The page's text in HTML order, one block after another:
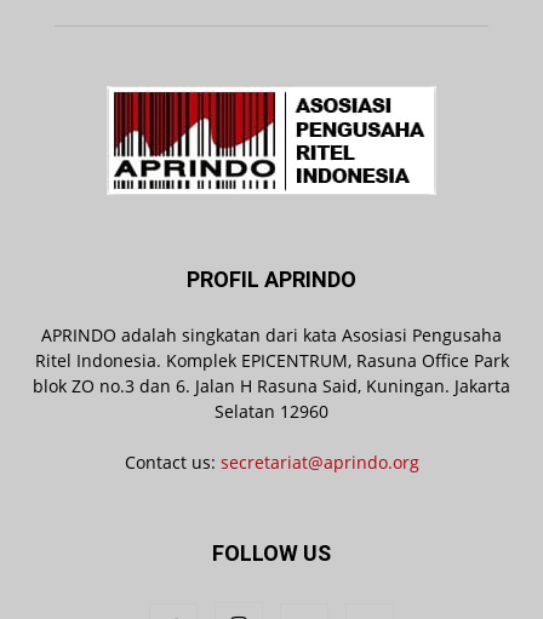
PROFIL APRINDO
APRINDO adalah singkatan dari kata Asosiasi Pengusaha
Ritel Indonesia. Komplek EPICENTRUM, Rasuna Office Park
blok ZO no.3 dan 6. Jalan H Rasuna Said, Kuningan. Jakarta
Selatan 12960
Contact us: secretariat@aprindo.org
FOLLOW US